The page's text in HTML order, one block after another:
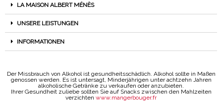
LA MAISON ALBERT MÉNÈS
UNSERE LEISTUNGEN
INFORMATIONEN
Der Missbrauch von Alkohol ist gesundheitsschädlich. Alkohol sollte in Maßen
genossen werden. Es ist untersagt, Minderjährigen unter achtzehn Jahren
alkoholische Getränke zu verkaufen oder anzubieten.
Ihrer Gesundheit zuliebe sollten Sie auf Snacks zwischen den Mahlzeiten
verzichten www.mangerbouger.fr